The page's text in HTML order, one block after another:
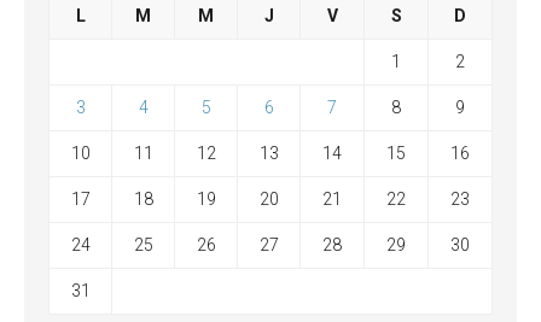
L M M J V S D
1 2
3 4 5 6 7 8 9
10 11 12 13 14 15 16
17 18 19 20 21 22 23
24 25 26 27 28 29 30
31